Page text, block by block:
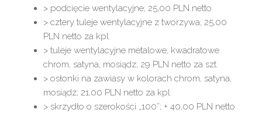
> podcięcie wentylacyjne; 25,00 PLN netto
> cztery tuleje wentylacyjne z tworzywa; 25,00
PLN netto za kpl.
> tuleje wentylacyjne metalowe, kwadratowe
chrom, satyna, mosiądz; 29 PLN netto za szt.
> osłonki na zawiasy w kolorach chrom, satyna,
mosiądz; 21,00 PLN netto za kpl.
> skrzydło o szerokości „100”; + 40,00 PLN netto